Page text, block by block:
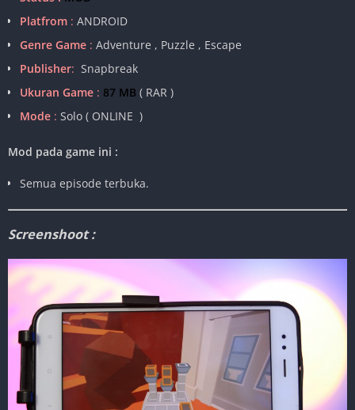
Platfrom : ANDROID
Genre Game : Adventure , Puzzle , Escape
Publisher: Snapbreak
Ukuran Game : 87 MB ( RAR )
Mode : Solo ( ONLINE )
Mod pada game ini :
Semua episode terbuka.
Screenshoot :